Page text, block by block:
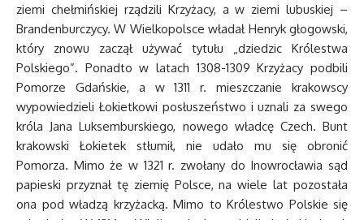
ziemi chełmińskiej rządzili Krzyżacy, a w ziemi lubuskiej –
Brandenburczycy. W Wielkopolsce władał Henryk głogowski,
który znowu zaczął używać tytułu „dziedzic Królestwa
Polskiego”. Ponadto w latach 1308-1309 Krzyżacy podbili
Pomorze Gdańskie, a w 1311 r. mieszczanie krakowscy
wypowiedzieli Łokietkowi posłuszeństwo i uznali za swego
króla Jana Luksemburskiego, nowego władcę Czech. Bunt
krakowski Łokietek stłumił, nie udało mu się obronić
Pomorza. Mimo że w 1321 r. zwołany do Inowrocławia sąd
papieski przyznał tę ziemię Polsce, na wiele lat pozostała
ona pod władzą krzyżacką. Mimo to Królestwo Polskie się